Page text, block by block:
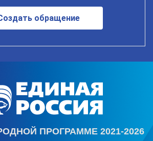
обращение
ПРОГРАММЕ 2021-2026